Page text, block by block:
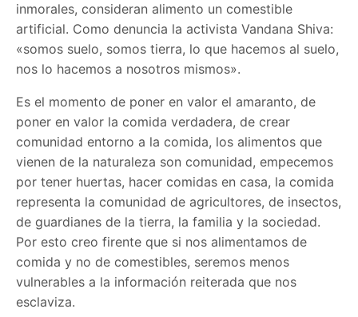
inmorales, consideran alimento un comestible
artificial. Como denuncia la activista Vandana Shiva:
«somos suelo, somos tierra, lo que hacemos al suelo,
nos lo hacemos a nosotros mismos».
Es el momento de poner en valor el amaranto, de
poner en valor la comida verdadera, de crear
comunidad entorno a la comida, los alimentos que
vienen de la naturaleza son comunidad, empecemos
por tener huertas, hacer comidas en casa, la comida
representa la comunidad de agricultores, de insectos,
de guardianes de la tierra, la familia y la sociedad.
Por esto creo firente que si nos alimentamos de
comida y no de comestibles, seremos menos
vulnerables a la información reiterada que nos
esclaviza.